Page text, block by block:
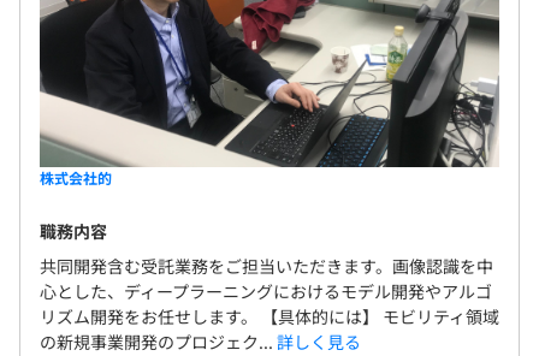
株式会社的
職務内容
共同開発含む受託業務をご担当いただきます。画像認識を中
心とした、ディープラーニングにおけるモデル開発やアルゴ
リズム開発をお任せします。 【具体的には】 モビリティ領域
の新規事業開発のプロジェク... 詳しく見る